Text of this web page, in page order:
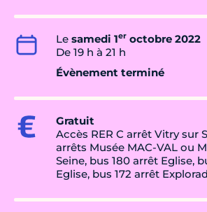
Le samedi 1er octobre 2022
De 19 h à 21 h
Évènement terminé
Gratuit
Accès RER C arrêt Vitry sur
arrêts Musée MAC-VAL ou
Seine, bus 180 arrêt Eglise,
Eglise, bus 172 arrêt